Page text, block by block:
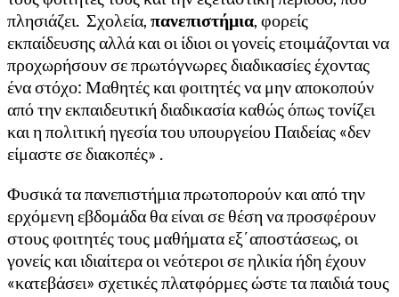
πλησιάζει. Σχολεία, πανεπιστήμια , φορείς
εκπαίδευσης αλλά και οι ίδιοι οι γονείς ετοιμάζονται να
προχωρήσουν σε πρωτόγνωρες διαδικασίες έχοντας
ένα στόχο: Μαθητές και φοιτητές να μην αποκοπούν
από την εκπαιδευτική διαδικασία καθώς όπως τονίζει
και η πολιτική ηγεσία του υπουργείου Παιδείας «δεν
είμαστε σε διακοπές» .
Φυσικά τα πανεπιστήμια πρωτοπορούν και από την
ερχόμενη εβδομάδα θα είναι σε θέση να προσφέρουν
στους φοιτητές τους μαθήματα εξ΄αποστάσεως, οι
γονείς και ιδιαίτερα οι νεότεροι σε ηλικία ήδη έχουν
«κατεβάσει» σχετικές πλατφόρμες ώστε τα παιδιά τους